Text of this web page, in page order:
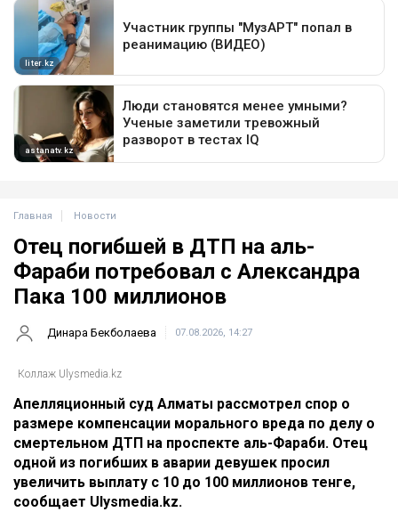
Главная Новости
Отец погибшей в ДТП на аль-
Фараби потребовал с Александра
Пака 100 миллионов
Динара Бекболаева 07.08.2026, 14:27
Коллаж Ulysmedia.kz
Апелляционный суд Алматы рассмотрел спор о
размере компенсации морального вреда по делу о
смертельном ДТП на проспекте аль-Фараби. Отец
одной из погибших в аварии девушек просил
увеличить выплату с 10 до 100 миллионов тенге,
сообщает Ulysmedia.kz.